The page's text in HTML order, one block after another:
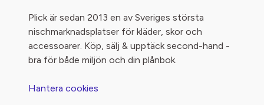
Plick är sedan 2013 en av Sveriges största
nischmarknadsplatser för kläder, skor och
accessoarer. Köp, sälj & upptäck second-hand -
bra för både miljön och din plånbok.
Hantera cookies